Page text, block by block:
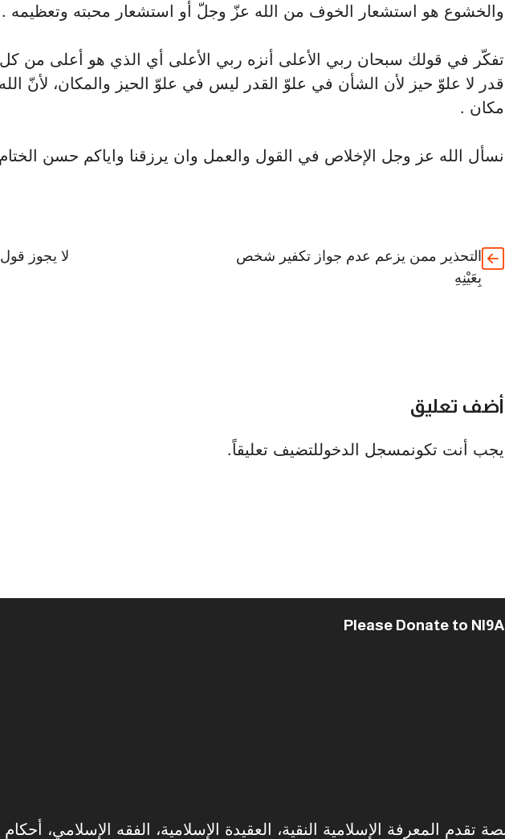
والخشوع هو استشعار الخوف من الله عزّ وجلّ أو استشعار محبته وتعظيمه .
تفكّر في قولك سبحان ربي الأعلى أنزه ربي الأعلى أي الذي هو أعلى من
قدر لا علوّ حيز لأن الشأن في علوّ القدر ليس في علوّ الحيز والمكان، لأنّ
مكان .
نسأل الله عز وجل الإخلاص في القول والعمل وان يرزقنا واياكم حسن الختام
التحذير ممن يزعم عدم جواز تكفير شخص
بِعَيْنِهِ
لا يجوز
أضف تعليق
يجب أنت تكونمسجل الدخوللتضيف تعليقاً.
Please Donate to
تقدم المعرفة الإسلامية النقية، العقيدة الإسلامية، الفقه الإسلامي، أحكام